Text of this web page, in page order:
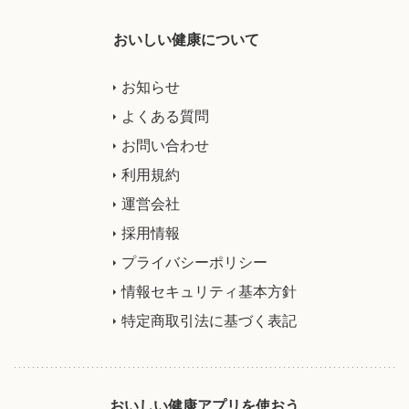
おいしい健康について
お知らせ
よくある質問
お問い合わせ
利用規約
運営会社
採用情報
プライバシーポリシー
情報セキュリティ基本方針
特定商取引法に基づく表記